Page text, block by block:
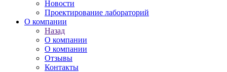
Новости
Проектирование лабораторий
О компании
Назад
О компании
О компании
Отзывы
Контакты